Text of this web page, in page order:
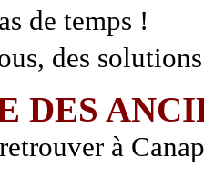
de temps !
des
DES
à